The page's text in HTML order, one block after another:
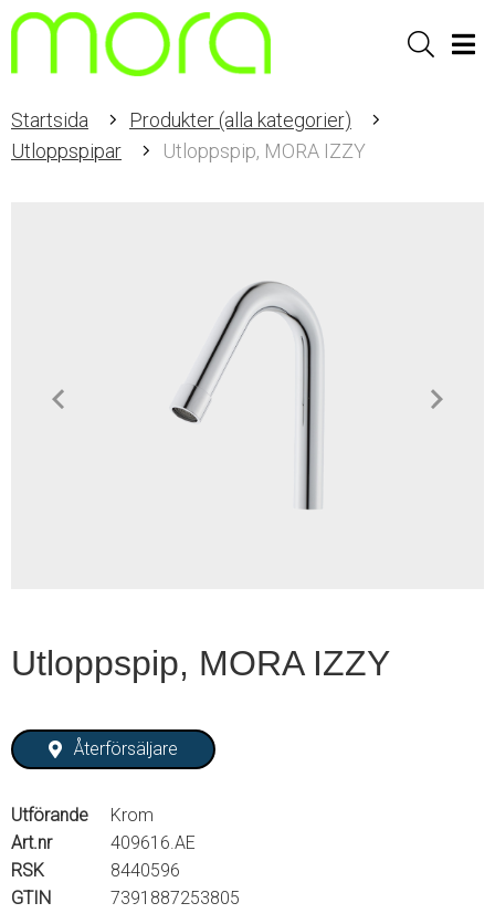
Sök
Startsida
Produkter (alla kategorier)
Utloppspipar
Utloppspip, MORA IZZY
Utloppspip, MORA IZZY
Återförsäljare
Utförande
Krom
Art.nr
409616.AE
RSK
8440596
GTIN
7391887253805